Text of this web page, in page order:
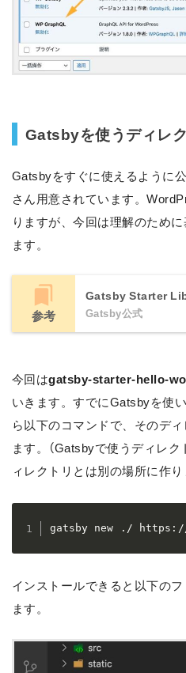
Gatsbyを使うディレ
Gatsbyをすぐに使えるように
さん用意されています。
りますが、今回は理解のため
ます。
参考
Gatsby Starter
Gatsby公式
今回はgatsby-starter-hello-
いきます。すでにGatsbyを使
ら以下のコマンドで、そのデ
ます。（Gatsbyで使うディレ
ィレクトリとは別の場所に作り
gatsby new ./
インストールできると以下の
ます。